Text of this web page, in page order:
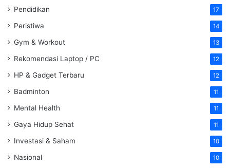
Pendidikan 17
Peristiwa 14
Gym & Workout 13
Rekomendasi Laptop / PC 12
HP & Gadget Terbaru 12
Badminton 11
Mental Health 11
Gaya Hidup Sehat 11
Investasi & Saham 10
Nasional 10